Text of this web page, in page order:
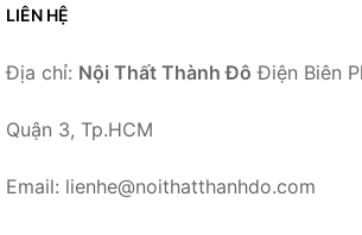
LIÊN HỆ
Địa chỉ: Nội Thất Thành Đô Điện Biên
Quận 3, Tp.HCM
Email: lienhe@noithatthanhdo.com